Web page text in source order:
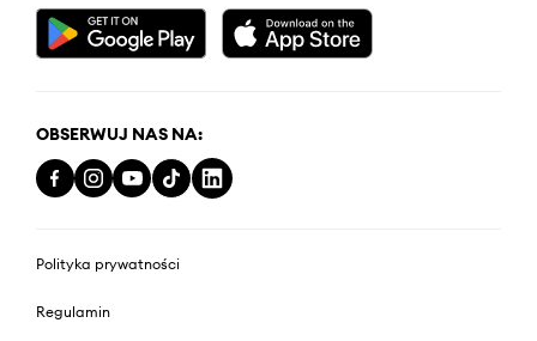
OBSERWUJ NAS NA:
Polityka prywatności
Regulamin